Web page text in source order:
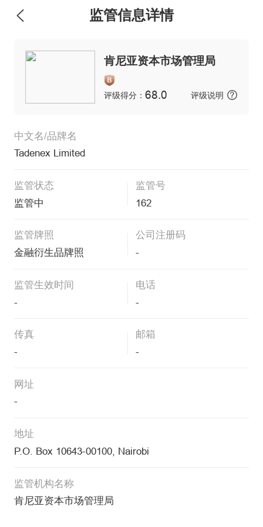
监管信息详情
肯尼亚资本市场管理局
评级得分： 68.0 评级说明
中文名/品牌名
Tadenex Limited
监管状态
监管中
监管号
162
监管牌照
金融衍生品牌照
公司注册码
-
监管生效时间
-
电话
-
传真
-
邮箱
-
网址
-
地址
P.O. Box 10643-00100, Nairobi
监管机构名称
肯尼亚资本市场管理局